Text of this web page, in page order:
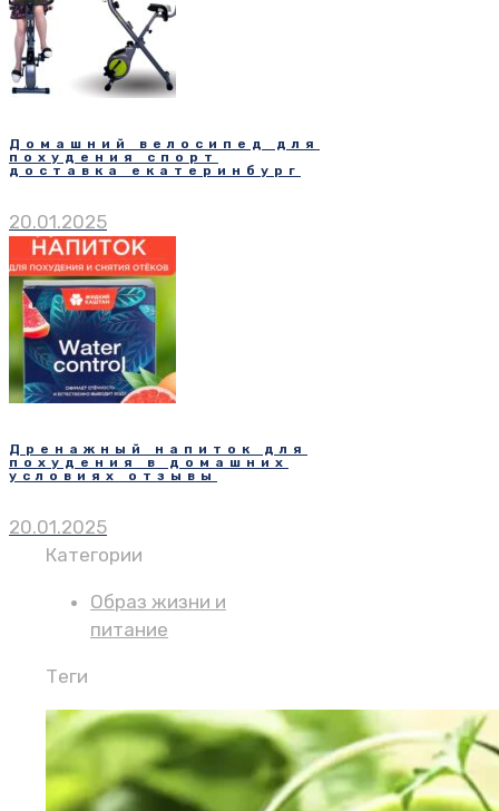
Домашний велосипед для
похудения спорт
доставка екатеринбург
20.01.2025
Дренажный напиток для
похудения в домашних
условиях отзывы
20.01.2025
Категории
Образ жизни и
питание
Теги